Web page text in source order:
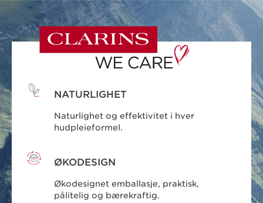
NATURLIGHET
Naturlighet og effektivitet i hver
hudpleieformel.
ØKODESIGN
Økodesignet emballasje, praktisk,
pålitelig og bærekraftig.